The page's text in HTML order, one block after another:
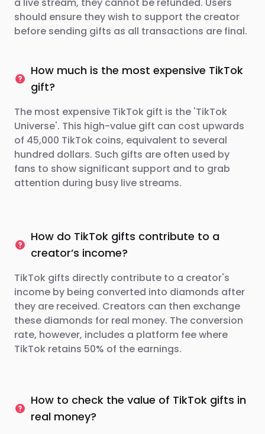
should ensure they wish to support the creator
before sending gifts as all transactions are final.
How much is the most expensive TikTok
gift?
The most expensive TikTok gift is the 'TikTok
Universe'. This high-value gift can cost upwards
of 45,000 TikTok coins, equivalent to several
hundred dollars. Such gifts are often used by
fans to show significant support and to grab
attention during busy live streams.
How do TikTok gifts contribute to a
creator’s income?
TikTok gifts directly contribute to a creator's
income by being converted into diamonds after
they are received. Creators can then exchange
these diamonds for real money. The conversion
rate, however, includes a platform fee where
TikTok retains 50% of the earnings.
How to check the value of TikTok gifts in
real money?